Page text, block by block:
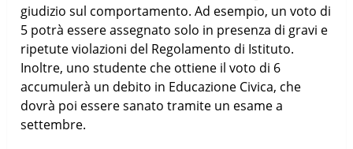
giudizio sul comportamento. Ad esempio, un voto di
5 potrà essere assegnato solo in presenza di gravi e
ripetute violazioni del Regolamento di Istituto.
Inoltre, uno studente che ottiene il voto di 6
accumulerà un debito in Educazione Civica, che
dovrà poi essere sanato tramite un esame a
settembre.